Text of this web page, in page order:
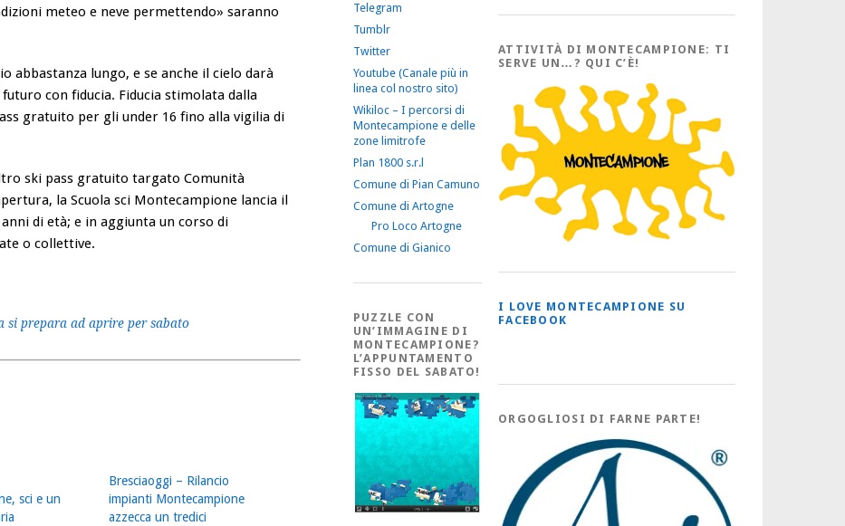
meteo e neve permettendo» saranno
abbastanza lungo, e se anche il cielo darà
con fiducia. Fiducia stimolata dalla
gratuito per gli under 16 fino alla vigilia di
ski pass gratuito targato Comunità
la Scuola sci Montecampione lancia il
di età; e in aggiunta un corso di
o collettive.
si prepara ad aprire per sabato
sci e un
Bresciaoggi – Rilancio
impianti Montecampione
azzecca un tredici
Telegram
Tumblr
Twitter
Youtube (Canale più in
linea col nostro sito)
Wikiloc – I percorsi di
Montecampione e delle
zone limitrofe
Plan 1800 s.r.l
Comune di Pian Camuno
Comune di Artogne
Pro Loco Artogne
Comune di Gianico
PUZZLE CON
UN’IMMAGINE DI
MONTECAMPIONE?
L’APPUNTAMENTO
FISSO DEL SABATO!
tutti
Articoli
ATTIVITÀ DI MONTECAMPIONE: TI
SERVE UN…? QUI C’È!
I LOVE MONTECAMPIONE SU
FACEBOOK
ORGOGLIOSI DI FARNE PARTE!